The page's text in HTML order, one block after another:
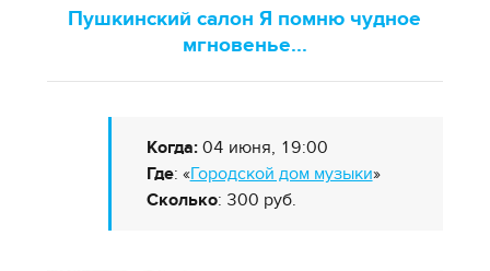
Пушкинский салон Я помню чудное
мгновенье...
Когда: 04 июня, 19:00
Где: «Городской дом музыки»
Сколько: 300 руб.